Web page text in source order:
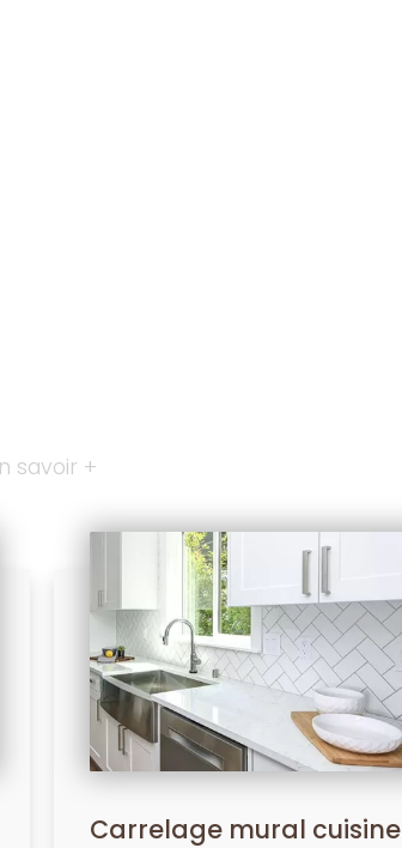
savoir +
Carrelage mural cuisine